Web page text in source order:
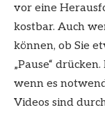
vor eine
kostbar. Auch
können, ob Sie
„Pause“
wenn es
Videos sind